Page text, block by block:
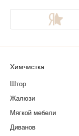
Химчистка
Штор
Жалюзи
Мягкой мебели
Диванов